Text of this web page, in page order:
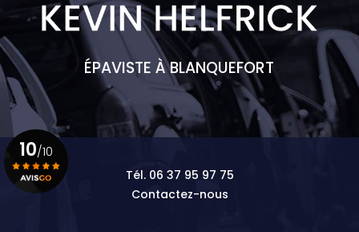
ÉPAVISTE À BLANQUEFORT
Tél. 06 37 95 97 75
Contactez-nous
10/10